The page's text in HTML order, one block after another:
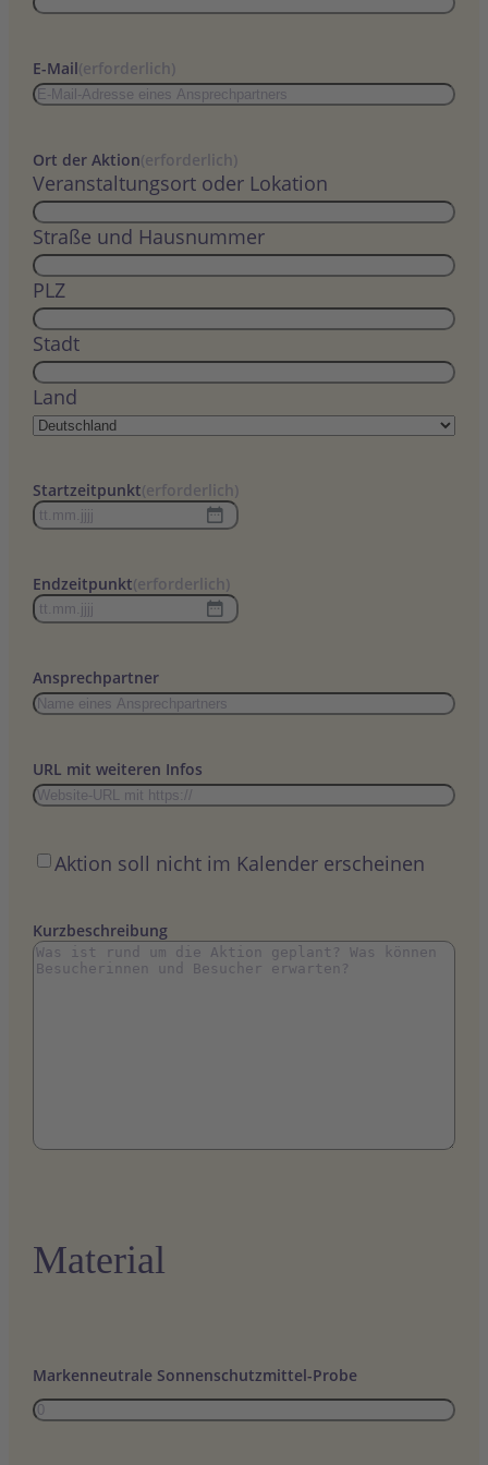
E-Mail(erforderlich)
Ort der Aktion(erforderlich)
Veranstaltungsort oder Lokation
Straße und Hausnummer
PLZ
Stadt
Land
Startzeitpunkt(erforderlich)
TT
MM
Punkt
JJJJ
Endzeitpunkt(erforderlich)
TT
MM
Punkt
Ansprechpartner
URL mit weiteren Infos
Öffentlich
Aktion soll nicht im Kalender erscheinen
Kurzbeschreibung
Material
Markenneutrale Sonnenschutzmittel-Probe